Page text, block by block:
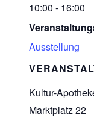
10:00 - 16:00
Ausstellung
Kultur-
Marktplatz 22